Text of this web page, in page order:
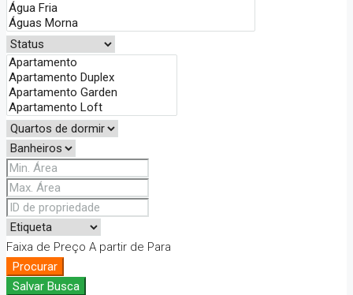
Faixa de Preço A partir de Para
Procurar
Salvar Busca